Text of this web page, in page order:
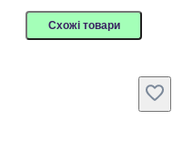
Схожі товари